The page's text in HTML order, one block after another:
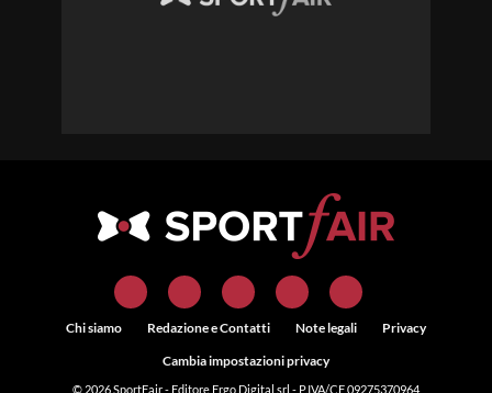
Chi siamo Redazione e Contatti Note legali
Privacy
Cambia impostazioni privacy
© 2026SportFair- Editore Ergo Digital srl - P.IVA/CF 09275370964